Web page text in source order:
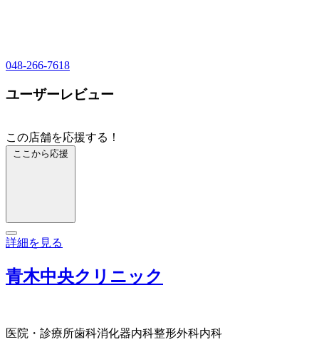
048-266-7618
ユーザーレビュー
この店舗を応援する！
ここから応援
詳細を見る
青木中央クリニック
医院・診療所歯科消化器内科整形外科内科